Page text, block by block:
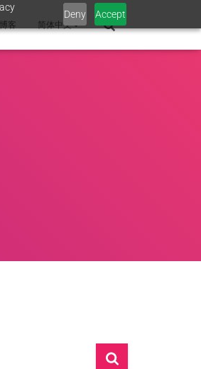
Deny Accept
博客 简体中文